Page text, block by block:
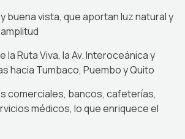
buena vista, que aportan luz natural y
la Ruta Viva, la Av. Interoceánica y
hacia Tumbaco, Puembo y Quito
comerciales, bancos, cafeterías,
médicos, lo que enriquece el